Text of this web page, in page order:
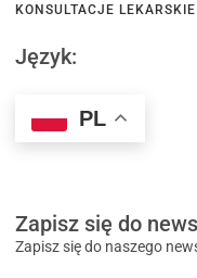
KONSULTACJE LEKARSKIE
Język:
PL
Zapisz się do
Zapisz się do naszego